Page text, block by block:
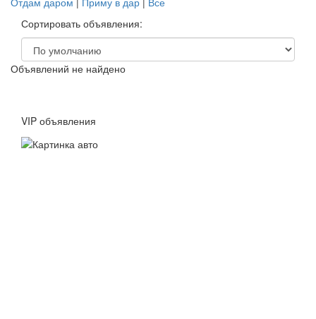
Сортировать объявления:
Объявлений не найдено
VIP объявления